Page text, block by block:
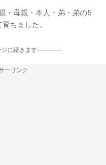
・母親・本人・弟・弟の5
ちました。
に続きます-----------------
ーリンク